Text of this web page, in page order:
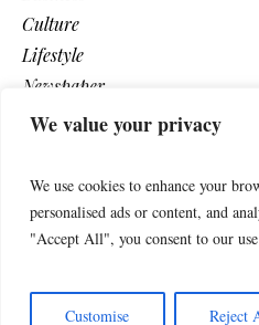
We value your privacy
We use cookies to enhance your
personalised ads or content, and
"Accept All", you consent to our
Customise Reject
Culture
Lifestyle
Newspaper
Photos